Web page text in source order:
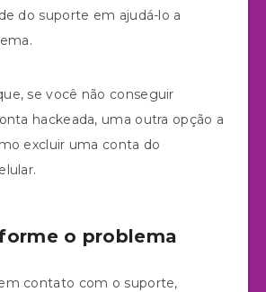
do suporte em ajudá-lo a
se você não conseguir
hackeada, uma outra opção a
excluir uma conta do
o problema
contato com o suporte,